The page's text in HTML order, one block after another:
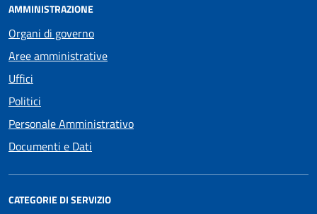
AMMINISTRAZIONE
Organi di governo
Aree amministrative
Uffici
Politici
Personale Amministrativo
Documenti e Dati
CATEGORIE DI SERVIZIO